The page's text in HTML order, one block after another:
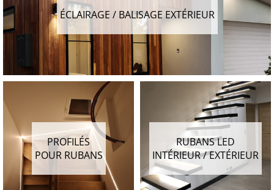
ÉCLAIRAGE / BALISAGE EXTÉRIEUR
PROFILÉS
POUR RUBANS
RUBANS LED
INTÉRIEUR / EXTÉRIEUR